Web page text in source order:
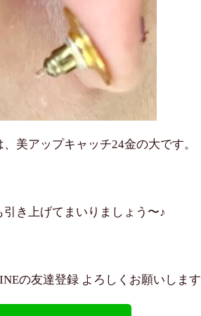
、美アップキャッチ24金の大です。
引き上げてまいりましょう〜♪
の友達登録 よろしくお願いしま